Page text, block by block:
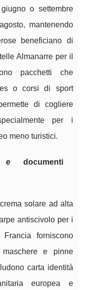
o settembre
mantenendo
beneficiano di
Almanarre per il
pacchetti che
o corsi di sport
di cogliere
per i
meno turistici.
e documenti
solare ad alta
antiscivolo per i
forniscono
maschere e pinne
carta identità
europea e